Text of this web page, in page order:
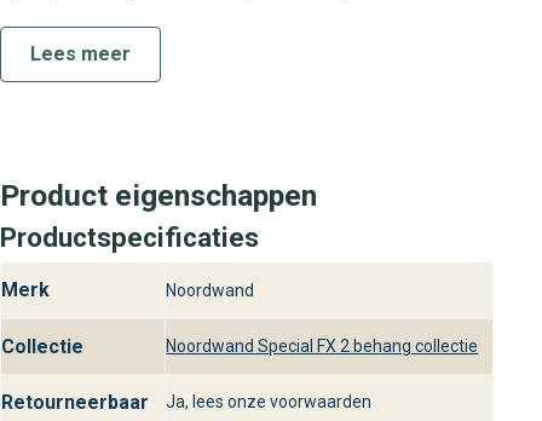
achtergrond in diep blauw zorgt voor balans en rust in je
interieur. Dit design komt tot zijn recht in woonkamer,
Over de Special FX 2 collectie
Special FX 2 van noordwand is een exclusieve collectie
waarin hoogwaardige materialen samenkomen met
uitgewerkt met oog voor detail en een rijke kleurbeleving.
Lees meer
Product eigenschappen
Productspecificaties
Merk Noordwand
Collectie Noordwand Special FX 2 behang collectie
Retourneerbaar Ja, lees onze voorwaarden